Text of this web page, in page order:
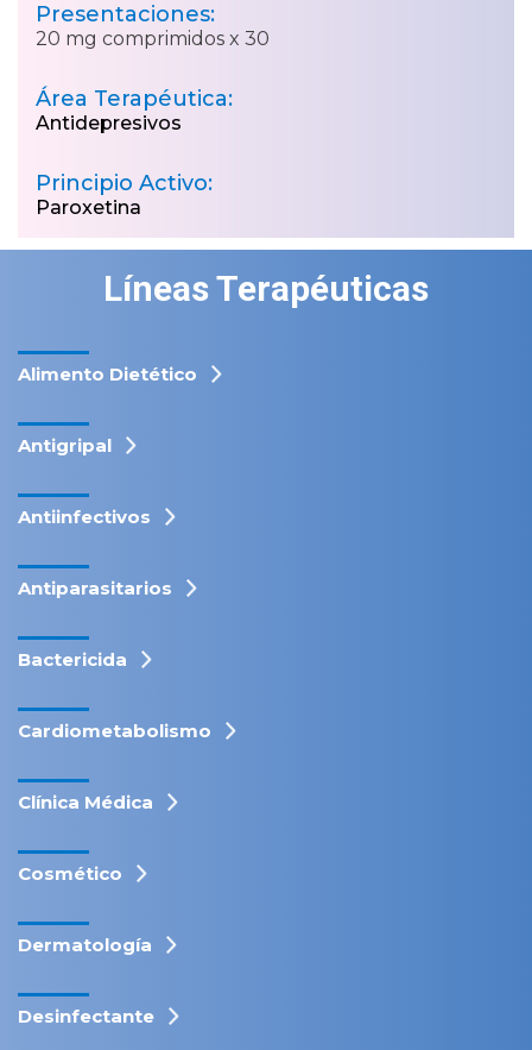
Presentaciones:
20 mg comprimidos x 30
Área Terapéutica:
Antidepresivos
Principio Activo:
Paroxetina
Líneas Terapéuticas
Alimento Dietético
Antigripal
Antiinfectivos
Antiparasitarios
Bactericida
Cardiometabolismo
Clínica Médica
Cosmético
Dermatología
Desinfectante